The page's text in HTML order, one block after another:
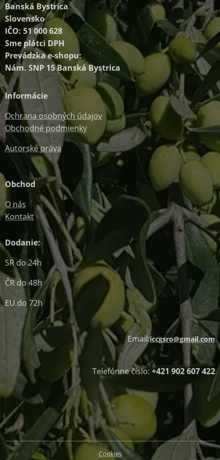
Banská Bystrica
Slovensko
IČO: 51 000 628
Sme plátci DPH
Prevádzka e-shopu:
Nám. SNP 15 Banská Bystrica
Informácie
Ochrana osobných údajov
Obchodné podmienky
Autorské práva
Obchod
O nás
Kontakt
Dodanie:
SR do 24h
ČR do 48h
EU do 72h
Email:iccgsro@gmail.com
Telefónne číslo: +421 902 607 422
Cookies